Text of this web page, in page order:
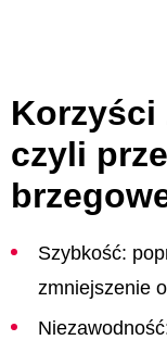
Korzyści
czyli
Szybkość:
zmniejszenie